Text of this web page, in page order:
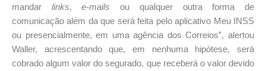
mandar links, e-mails ou qualquer outra forma de
comunicação além da que será feita pelo aplicativo Meu INSS
ou presencialmente, em uma agência dos Correios”, alertou
Waller, acrescentando que, em nenhuma hipótese, será
cobrado algum valor do segurado, que receberá o valor devido